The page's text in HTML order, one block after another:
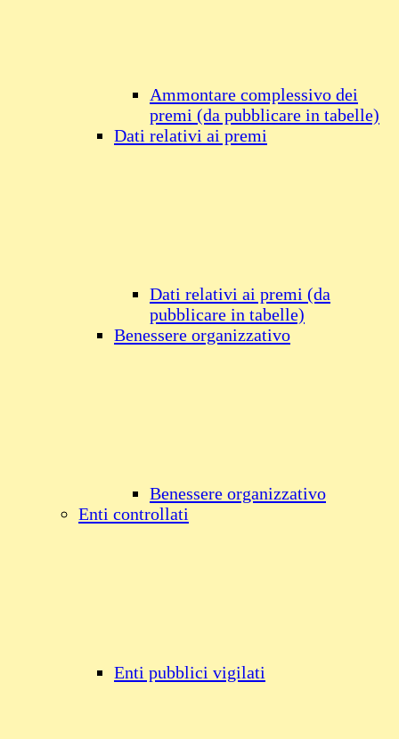
Ammontare complessivo dei
premi (da pubblicare in tabelle)
Dati relativi ai premi
Dati relativi ai premi (da
pubblicare in tabelle)
Benessere organizzativo
Benessere organizzativo
Enti controllati
Enti pubblici vigilati